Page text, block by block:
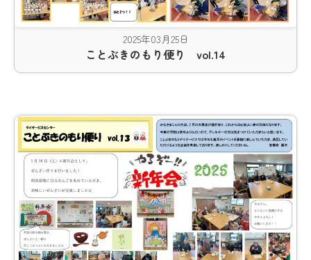
2025年03月25日
ことぶきのもり便り vol.14